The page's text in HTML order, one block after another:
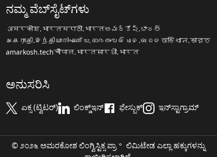
ನಮ್ಮ ವೆಬ್‌ಸೈಟ್‌ಗಳು
अमरकोश.भारतमराठी.भारतఅమర్కోష్.భారత్
அகராதி.இந்தியாനിഘണ്ടു.ഭാരതംଅଭିଧାନ.ଭାରତ অভিধান.ভারত
amarkosh.techचौपाल.भारतसारथी.भारत
ಅನುಸರಿಸಿ
ಏಕ್ಸ (ಟ್ವಿಟರ್) ಲಿಂಕ್ಡ್‌ಇನ್ ಫೇಸ್ಬುಕ್ ಇನ್‌ಸ್ಟಾಗ್ರಾಮ್
© ೨೦೨೬ ಅಮರಕೋಶ ಲಿಂಗ್ವಿಸ್ಟಿಕ್ಸ ಪ್ರಾ॰ ಲಿಮಿಟೇಡ ಎಲ್ಲಾ ಹಕ್ಕುಗಳನ್ನು